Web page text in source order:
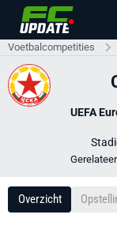
Voetbalcompetities
UEFA
Overzicht